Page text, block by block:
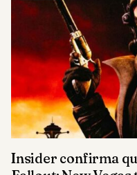
Insider confirma